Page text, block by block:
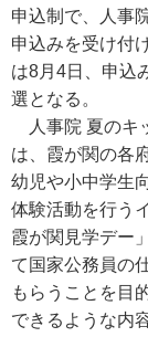
申込制で、人事
申込みを受け付
は8月4日、申込
選となる。
人事院 夏のキ
は、霞が関の各
幼児や小中学生
体験活動を行う
霞が関見学デー
て国家公務員の
もらうことを目
できるような内